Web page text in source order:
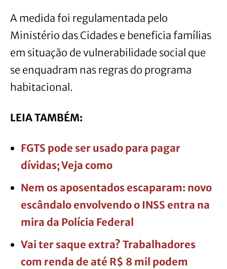
A medida foi regulamentada pelo
Ministério das Cidades e beneficia famílias
em situação de vulnerabilidade social que
se enquadram nas regras do programa
habitacional.
LEIA TAMBÉM:
FGTS pode ser usado para pagar
dívidas; Veja como
Nem os aposentados escaparam: novo
escândalo envolvendo o INSS entra na
mira da Polícia Federal
Vai ter saque extra? Trabalhadores
com renda de até R$ 8 mil podem